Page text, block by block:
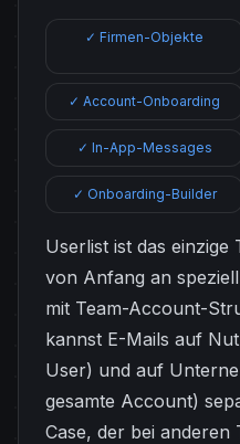
✓ Firmen-Objekte
✓ Account-Onboarding
✓ In-App-Messages
✓ Onboarding-Builder
Userlist ist das
von Anfang an
mit Team-Account-
kannst E-Mails auf
User) und auf
gesamte Account)
Case, der bei anderen